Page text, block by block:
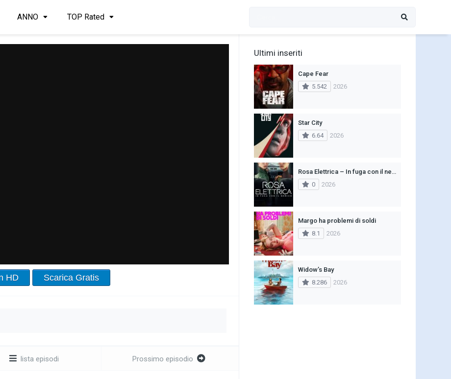
ANNO TOP Rated
HD Scarica Gratis
lista episodi Prossimo episodio
Ultimi inseriti
Cape Fear
5.542
2026
Star City
6.64
2026
Rosa Elettrica – In fuga con il nemico
0
2026
Margo ha problemi di soldi
8.1
2026
Widow’s Bay
8.286
2026